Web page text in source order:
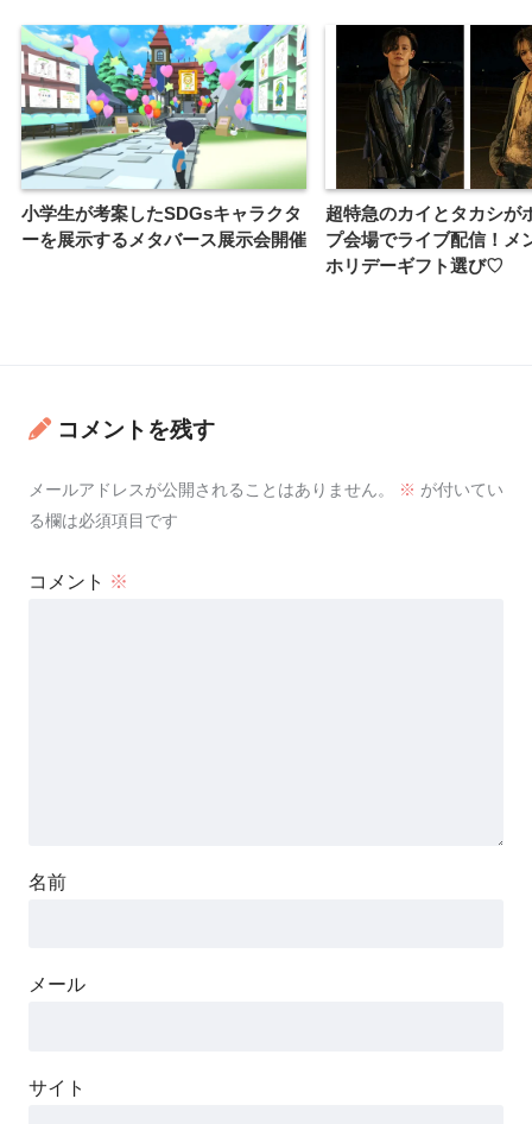
小学生が考案したSDGsキャラクタ
ーを展示するメタバース展示会開催
超特急のカイとタカシが
プ会場でライブ配信！メ
ホリデーギフト選び♡
コメントを残す
メールアドレスが公開されることはありません。 ※ が付いてい
る欄は必須項目です
コメント ※
名前
メール
サイト